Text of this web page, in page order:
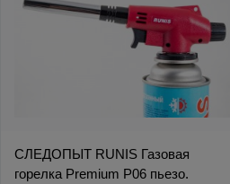
СЛЕДОПЫТ RUNIS Газовая
горелка Premium P06 пьезо.